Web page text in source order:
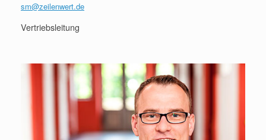
sm@zeilenwert.de
Vertriebsleitung